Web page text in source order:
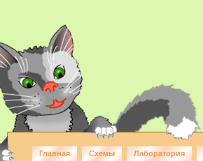
Главная Схемы Лаборатория